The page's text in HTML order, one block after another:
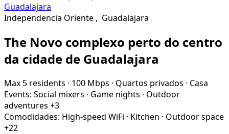
Independencia Oriente , Guadalajara
The Novo complexo perto do centro
da cidade de Guadalajara
Max 5 residents · 100 Mbps · Quartos privados · Casa
Events: Social mixers · Game nights · Outdoor
adventures +3
Comodidades: High-speed WiFi · Kitchen · Outdoor space
+22